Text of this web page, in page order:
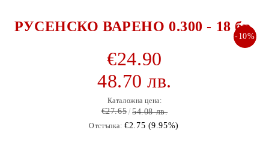
РУСЕНСКО ВАРЕНО 0.300 - 18 бр.
-10%
€24.90
48.70 лв.
Каталожна цена:
€27.65 54.08 лв.
Отстъпка: €2.75 (9.95%)